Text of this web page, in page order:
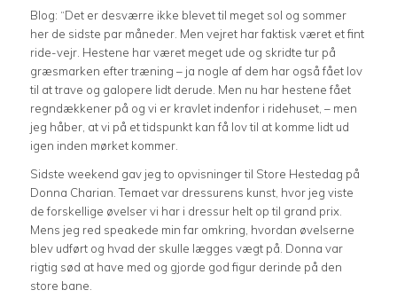
Blog: “Det er desværre ikke blevet til meget sol og sommer
her de sidste par måneder. Men vejret har faktisk været et fint
ride-vejr. Hestene har været meget ude og skridte tur på
græsmarken efter træning – ja nogle af dem har også fået lov
til at trave og galopere lidt derude. Men nu har hestene fået
regndækkener på og vi er kravlet indenfor i ridehuset, – men
jeg håber, at vi på et tidspunkt kan få lov til at komme lidt ud
igen inden mørket kommer.
Sidste weekend gav jeg to opvisninger til Store Hestedag på
Donna Charian. Temaet var dressurens kunst, hvor jeg viste
de forskellige øvelser vi har i dressur helt op til grand prix.
Mens jeg red speakede min far omkring, hvordan øvelserne
blev udført og hvad der skulle lægges vægt på. Donna var
rigtig sød at have med og gjorde god figur derinde på den
store bane.